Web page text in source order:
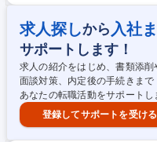
から学べます。 【具体的には
案（独立系のため、自動車メー
データや事故歴に基づき、最適
どを定期的に提案 ■既存のお客
募集職種 ＜博多＞車両リース
上場イチネンG
求人探しから 入社
サポートします！
求人の紹介をはじめ、書類添削
面談対策、内定後の手続きまで
あなたの転職活動をサポートし
登録してサポートを受ける